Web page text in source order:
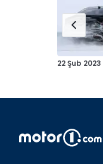
22 Şub 2023